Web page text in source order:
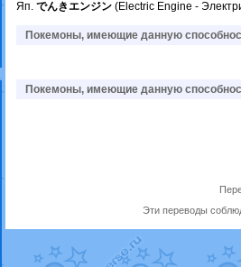
Яп. でんきエンジン (Electric Engine -
Покемоны, имеющие данную
Покемоны, имеющие данную
Эти переводы